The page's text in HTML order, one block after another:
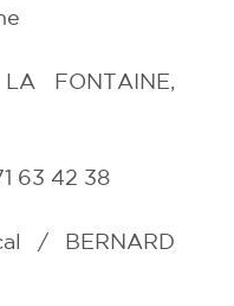
FONTAINE,
63 42 38
/ BERNARD